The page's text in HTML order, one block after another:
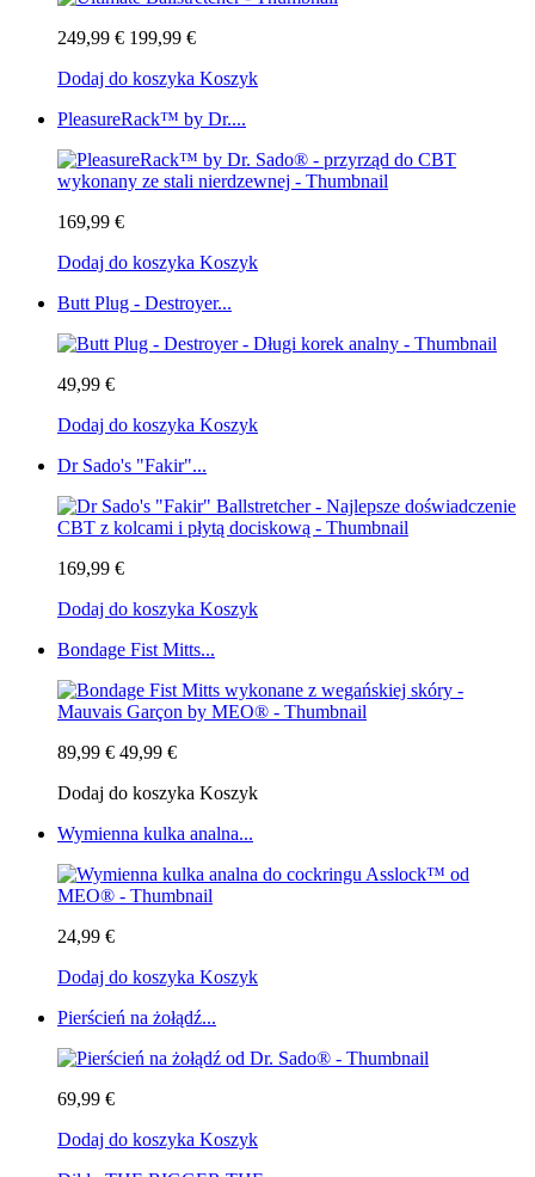
249,99 € 199,99 €
Dodaj do koszyka Koszyk
PleasureRack™ by Dr....
169,99 €
Dodaj do koszyka Koszyk
Butt Plug - Destroyer...
49,99 €
Dodaj do koszyka Koszyk
Dr Sado's "Fakir"...
169,99 €
Dodaj do koszyka Koszyk
Bondage Fist Mitts...
89,99 € 49,99 €
Dodaj do koszyka Koszyk
Wymienna kulka analna...
24,99 €
Dodaj do koszyka Koszyk
Pierścień na żołądź...
69,99 €
Dodaj do koszyka Koszyk